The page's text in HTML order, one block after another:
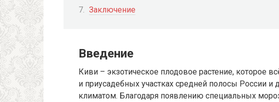
Заключение
Введение
Киви – экзотическое плодовое растение, которое
и приусадебных участках средней полосы России и
климатом. Благодаря появлению специальных